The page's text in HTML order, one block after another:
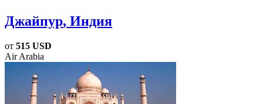
Джайпур, Индия
от 515 USD
Air Arabia